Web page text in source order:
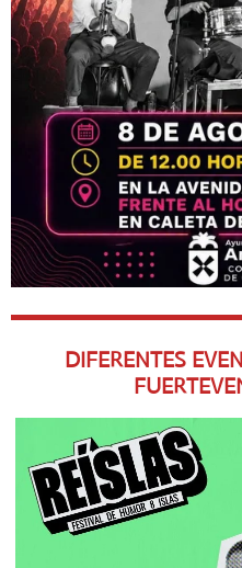
DIFERENTES